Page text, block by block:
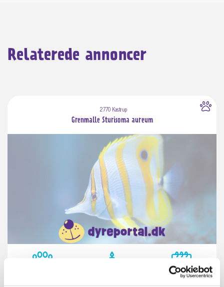
Relaterede annoncer
2770 Kastrup
Grenmalle Sturisoma aureum